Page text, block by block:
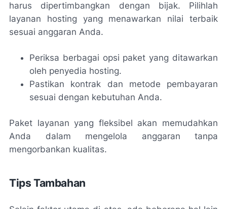
harus dipertimbangkan dengan bijak. Pilihlah
layanan hosting yang menawarkan nilai terbaik
sesuai anggaran Anda.
Periksa berbagai opsi paket yang ditawarkan
oleh penyedia hosting.
Pastikan kontrak dan metode pembayaran
sesuai dengan kebutuhan Anda.
Paket layanan yang fleksibel akan memudahkan
Anda dalam mengelola anggaran tanpa
mengorbankan kualitas.
Tips Tambahan